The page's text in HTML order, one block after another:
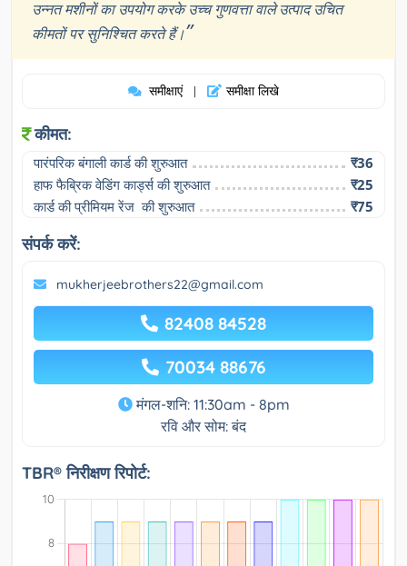
उन्नत मशीनों का उपयोग करके उच्च गुणवत्ता वाले उत्पाद उचित
कीमतों पर सुनिश्चित करते हैं।”
समीक्षाएं | समीक्षा लिखे
कीमत:
पारंपरिक बंगाली कार्ड की शुरुआत
₹36
हाफ फैब्रिक वेडिंग कार्ड्स की शुरुआत
₹25
कार्ड की प्रीमियम रेंज  की शुरुआत
₹75
संपर्क करें:
mukherjeebrothers22@gmail.com
82408 84528
70034 88676
मंगल-शनि: 11:30am - 8pm
रवि और सोम: बंद
TBR® निरीक्षण रिपोर्ट: